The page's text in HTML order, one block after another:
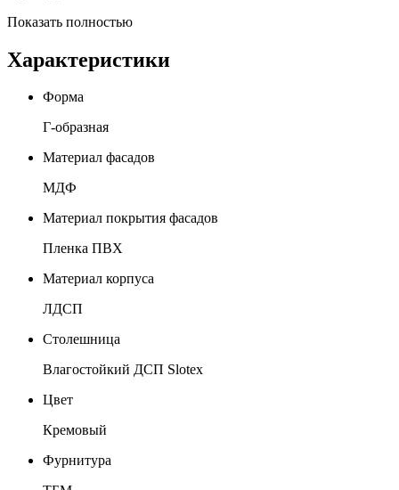
Показать полностью
Характеристики
Форма
Г-образная
Материал фасадов
МДФ
Материал покрытия фасадов
Пленка ПВХ
Материал корпуса
ЛДСП
Столешница
Влагостойкий ДСП Slotex
Цвет
Кремовый
Фурнитура